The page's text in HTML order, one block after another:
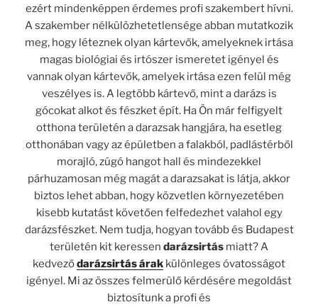
ezért mindenképpen érdemes profi szakembert hívni.
A szakember nélkülözhetetlensége abban mutatkozik
meg, hogy léteznek olyan kártevők, amelyeknek irtása
magas biológiai és irtószer ismeretet igényel és
vannak olyan kártevők, amelyek irtása ezen felül még
veszélyes is. A legtöbb kártevő, mint a darázs is
gócokat alkot és fészket épít. Ha Ön már felfigyelt
otthona területén a darazsak hangjára, ha esetleg
otthonában vagy az épületben a falakból, padlástérből
morajló, zúgó hangot hall és mindezekkel
párhuzamosan még magát a darazsakat is látja, akkor
biztos lehet abban, hogy közvetlen környezetében
kisebb kutatást követően felfedezhet valahol egy
darázsfészket. Nem tudja, hogyan tovább és Budapest
területén kit keressen darázsirtás miatt? A
kedveződarázsirtás árak különleges óvatosságot
igényel. Mi az összes felmerülő kérdésére megoldást
biztosítunk a profi és